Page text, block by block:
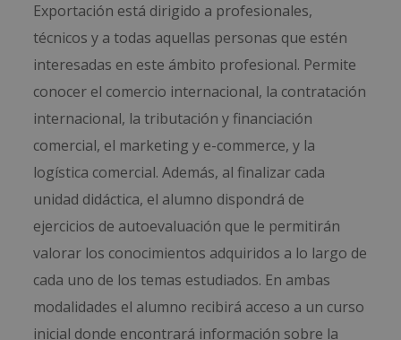
Exportación está dirigido a profesionales,
técnicos y a todas aquellas personas que estén
interesadas en este ámbito profesional. Permite
conocer el comercio internacional, la contratación
internacional, la tributación y financiación
comercial, el marketing y e-commerce, y la
logística comercial. Además, al finalizar cada
unidad didáctica, el alumno dispondrá de
ejercicios de autoevaluación que le permitirán
valorar los conocimientos adquiridos a lo largo de
cada uno de los temas estudiados. En ambas
modalidades el alumno recibirá acceso a un curso
inicial donde encontrará información sobre la